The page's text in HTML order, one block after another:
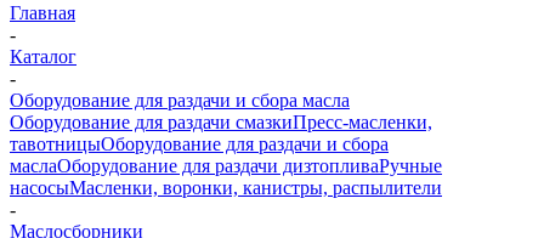
Главная
-
Каталог
-
Оборудование для раздачи и сбора масла
Оборудование для раздачи смазкиПресс-масленки,
тавотницыОборудование для раздачи и сбора
маслаОборудование для раздачи дизтопливаРучные
насосыМасленки, воронки, канистры, распылители
-
Маслосборники